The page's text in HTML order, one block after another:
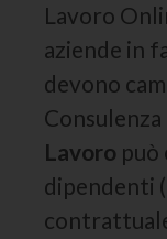
Lavoro
aziende in
devono
Consulenza
Lavoro può
dipendenti